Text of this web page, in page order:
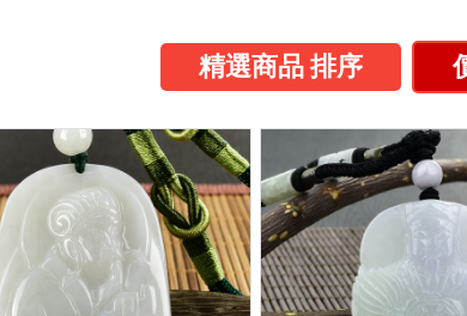
精選商品 排序